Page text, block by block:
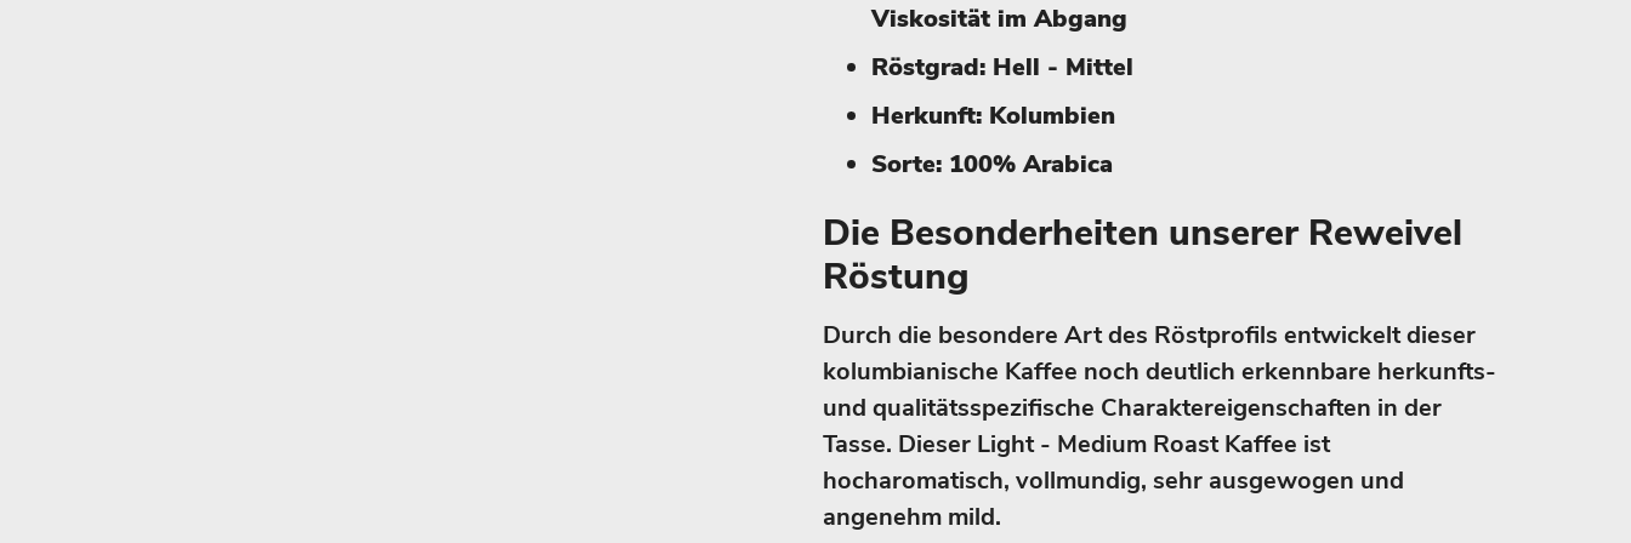
Viskosität im Abgang
Röstgrad: Hell - Mittel
Herkunft: Kolumbien
Sorte: 100% Arabica
Die Besonderheiten unserer Reweivel
Röstung
Durch die besondere Art des Röstprofils entwickelt dieser
kolumbianische Kaffee noch deutlich erkennbare herkunfts-
und qualitätsspezifische Charakter­eigenschaften in der
Tasse. Dieser Light - Medium Roast Kaffee ist
hocharomatisch, vollmundig, sehr ausgewogen und
angenehm mild.